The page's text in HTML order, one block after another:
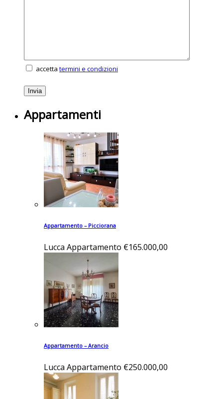
accetta termini e condizioni
Appartamenti
Appartamento – Picciorana
Lucca Appartamento €165.000,00
Appartamento – Arancio
Lucca Appartamento €250.000,00